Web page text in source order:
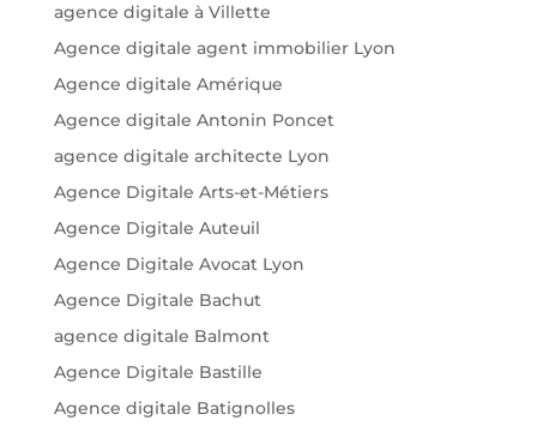
agence digitale à Villette
Agence digitale agent immobilier Lyon
Agence digitale Amérique
Agence digitale Antonin Poncet
agence digitale architecte Lyon
Agence Digitale Arts-et-Métiers
Agence Digitale Auteuil
Agence Digitale Avocat Lyon
Agence Digitale Bachut
agence digitale Balmont
Agence Digitale Bastille
Agence digitale Batignolles